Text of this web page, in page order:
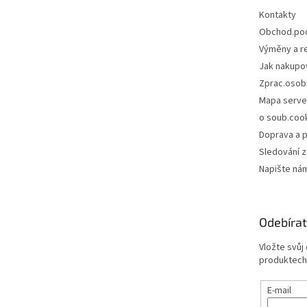
Kontakty
Výměny a
Jak
Mapa
o
Doprava a
Sledování
Napište
Vložte svůj
E-mail